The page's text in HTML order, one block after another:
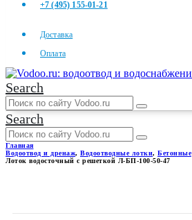
+7 (495) 155-01-21
Доставка
Оплата
Search
Search
Главная
Водоотвод и дренаж, Водоотводные лотки, Бетонные
Лоток водосточный с решеткой Л-БП-100-50-47